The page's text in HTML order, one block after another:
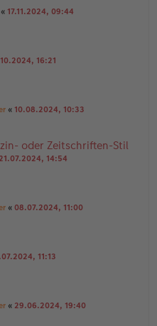
« 17.11.2024, 09:44
16:21
« 10.08.2024, 10:33
oder Zeitschriften-Stil
21.07.2024, 14:54
« 08.07.2024, 11:00
11:13
« 29.06.2024, 19:40